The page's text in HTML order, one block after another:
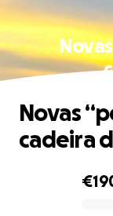
Novas
cadeira